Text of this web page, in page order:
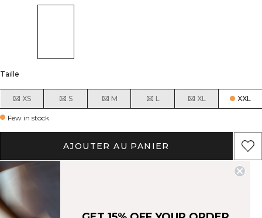
Taille
XS S M L XL XXL
Few in stock
AJOUTER AU PANIER
Description
43% Cotton, 35% Recycled Cotton, 22% Polyester
Raglan sleeves, ribbed cuffs, and bottom hem
Dropped sleeve hole for an oversized look